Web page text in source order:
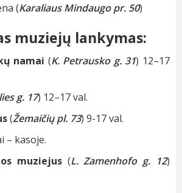
(Karaliaus Mindaugo pr. 50)
muziejų lankymas:
namai (K. Petrausko g. 31) 12–17
g. 17) 12–17 val.
(Žemaičių pl. 73) 9-17 val.
– kasoje.
muziejus(L. Zamenhofo g. 12)